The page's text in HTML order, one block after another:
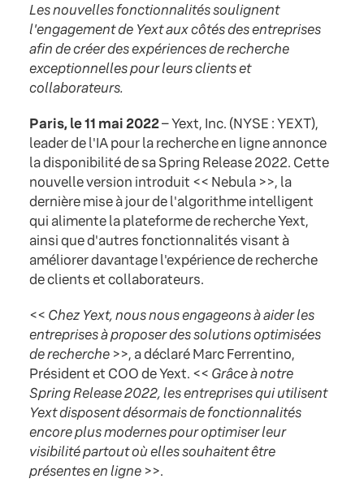
Les nouvelles fonctionnalités soulignent
l'engagement de Yext aux côtés des entreprises
afin de créer des expériences de recherche
exceptionnelles pour leurs clients et
collaborateurs.
Paris, le 11 mai 2022– Yext, Inc. (NYSE : YEXT),
leader de l'IA pour la recherche en ligne annonce
la disponibilité de sa Spring Release 2022. Cette
nouvelle version introduit << Nebula >>, la
dernière mise à jour de l'algorithme intelligent
qui alimente la plateforme de recherche Yext,
ainsi que d'autres fonctionnalités visant à
améliorer davantage l'expérience de recherche
de clients et collaborateurs.
<< Chez Yext, nous nous engageons à aider les
entreprises à proposer des solutions optimisées
de recherche >>, a déclaré Marc Ferrentino,
Président et COO de Yext. << Grâce à notre
Spring Release 2022, les entreprises qui utilisent
Yext disposent désormais de fonctionnalités
encore plus modernes pour optimiser leur
visibilité partout où elles souhaitent être
présentes en ligne >>.